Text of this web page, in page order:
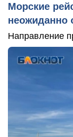
Морские
неожиданно
Направление